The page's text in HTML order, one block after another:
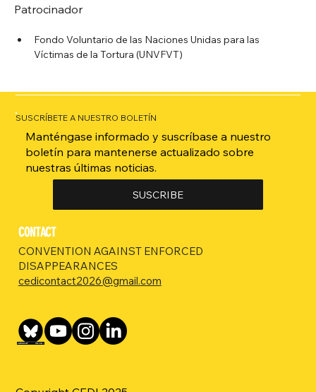
Patrocinador
Fondo Voluntario de las Naciones Unidas para las
Víctimas de la Tortura (UNVFVT)
SUSCRÍBETE A NUESTRO BOLETÍN
Manténgase informado y suscríbase a nuestro
boletín para mantenerse actualizado sobre
nuestras últimas noticias.
SUSCRIBE
CONTACT
CONVENTION AGAINST ENFORCED
DISAPPEARANCES
cedicontact2026@gmail.com